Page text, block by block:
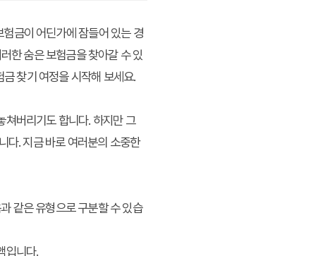
금이 어딘가에 잠들어 있는 경
한 숨은 보험금을 찾아갈 수 있
찾기 여정을 시작해 보세요.
쳐버리기도 합니다. 하지만 그
다. 지금 바로 여러분의 소중한
같은 유형으로 구분할 수 있습
입니다.